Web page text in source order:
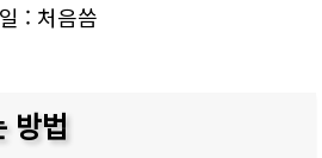
: 처음씀
방법